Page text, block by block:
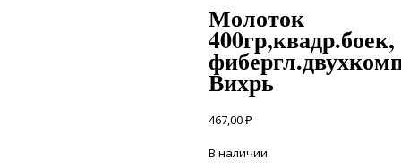
Молоток
400гр,квадр.боек,
Вихрь
467,00₽
В наличии